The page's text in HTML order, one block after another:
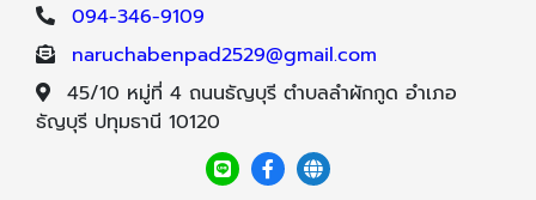
094-346-9109
naruchabenpad2529@gmail.com
45/10 หมู่ที่ 4 ถนนธัญบุรี ตำบลลำผักกูด อำเภอ
ธัญบุรี ปทุมธานี 10120